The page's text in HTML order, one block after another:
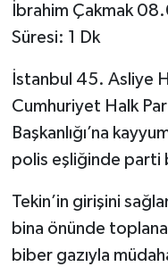
İbrahim Çakmak
Süresi: 1 Dk
İstanbul 45. Asliye
Cumhuriyet Halk
Başkanlığı’na
polis eşliğinde parti
Tekin’in girişini
bina önünde
biber gazıyla